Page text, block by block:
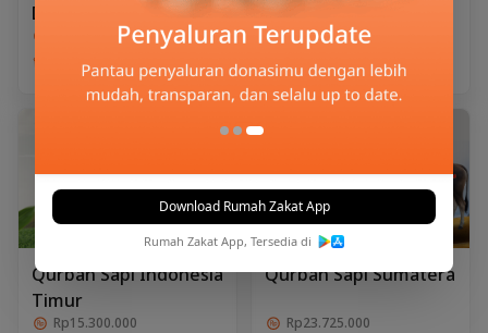
Download Rumah Zakat App
Rumah Zakat App, Tersedia di
Double Berkah
Rp2.150.000
Ditunaikan di pelosok
Indonesia Timur
Rp2.450.000
Ditunaikan di pelosok
Qurban Sapi Indonesia
Timur
Rp15.300.000
Qurban Sapi Sumatera
Rp23.725.000